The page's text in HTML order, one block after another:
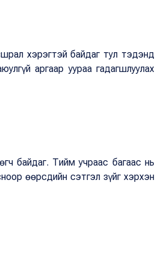
хэрэгтэй байдаг тул тэдэнд
аргаар уураа гадагшлуулах
байдаг. Тийм учраас багаас нь
өөрсдийн сэтгэл зүйг хэрхэн